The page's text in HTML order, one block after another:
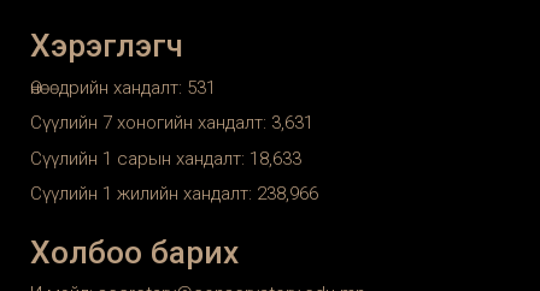
Хэрэглэгч
Өнөөдрийн хандалт: 531
Сүүлийн 7 хоногийн хандалт: 3,631
Сүүлийн 1 сарын хандалт: 18,633
Сүүлийн 1 жилийн хандалт: 238,966
Холбоо барих